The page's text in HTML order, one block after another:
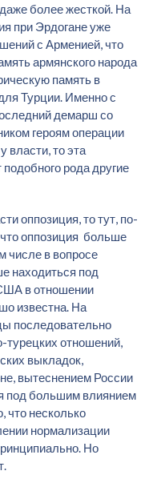
более жесткой. На
при Эрдогане уже
с Арменией, что
армянского народа
память в
Турции. Именно с
демарш со
героям операции
власти, то эта
рода другие
оппозиция, то тут, по-
оппозиция больше
числе в вопросе
находиться под
в отношении
известна. На
последовательно
отношений,
выкладок,
вытеснением России
под большим влиянием
что несколько
нормализации
Но